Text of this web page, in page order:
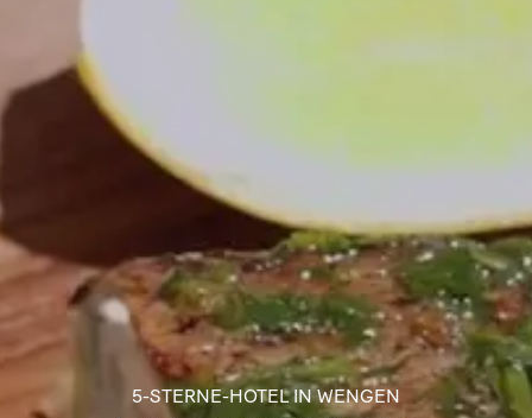
5-STERNE-HOTEL IN WENGEN